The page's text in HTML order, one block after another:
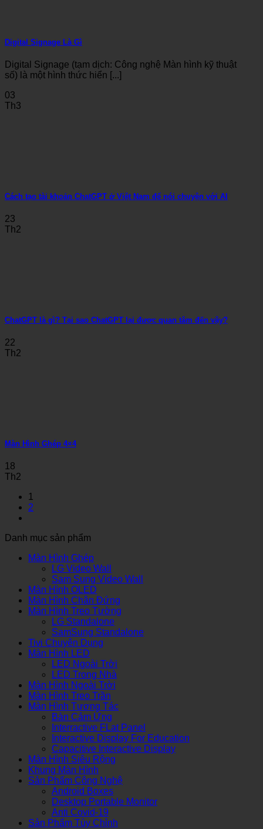
Digital Signage Là Gì
Digital Signage (tạm dịch: Công nghệ Màn hình kỹ thuật
số) là một hình thức hiển [...]
03
Th3
Cách tạo tài khoản ChatGPT ở Việt Nam để nói chuyện với AI
23
Th2
ChatGPT là gì? Tại sao ChatGPT lại được quan tâm đến vậy?
22
Th2
Màn Hình Ghép 4×4
18
Th2
1
2
Danh mục sản phẩm
Màn Hình Ghép
LG Video Wall
Sam Sung Video Wall
Màn Hình OLED
Màn Hình Chân Đứng
Màn Hình Treo Tường
LG Standalone
SamSung Standalone
Tivi Chuyên Dụng
Màn Hình LED
LED Ngoài Trời
LED Trong Nhà
Màn Hình Ngoài Trời
Màn Hình Treo Trần
Màn Hình Tương Tác
Bàn Cảm Ứng
Interractive FLat Panel
Interactive Display For Education
Capacitive Interactive Display
Màn Hình Siêu Rộng
Khung Màn Hình
Sản Phẩm Công Nghệ
Android Boxes
Desktop Portable Monitor
Anti Covid-19
Sản Phẩm Tùy Chỉnh